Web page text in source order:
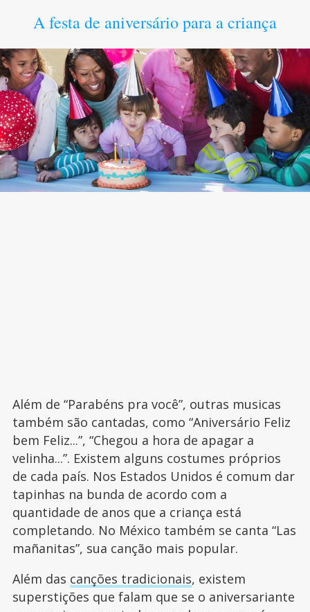
A festa de aniversário para a criança
Além de “Parabéns pra você”, outras musicas
também são cantadas, como “Aniversário Feliz
bem Feliz...”, “Chegou a hora de apagar a
velinha...”. Existem alguns costumes próprios
de cada país. Nos Estados Unidos é comum dar
tapinhas na bunda de acordo com a
quantidade de anos que a criança está
completando. No México também se canta “Las
mañanitas”, sua canção mais popular.
Além das canções tradicionais, existem
superstições que falam que se o aniversariante